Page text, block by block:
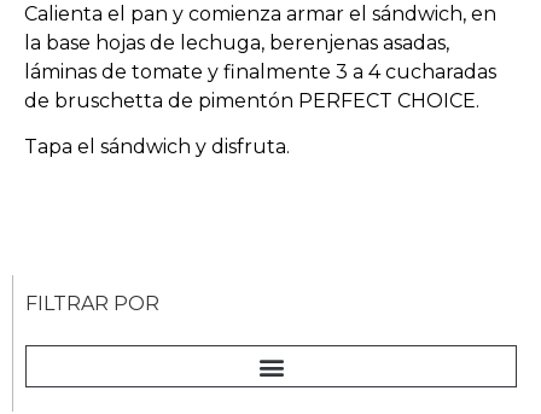
Calienta el pan y comienza armar el sándwich, en
la base hojas de lechuga, berenjenas asadas,
láminas de tomate y finalmente 3 a 4 cucharadas
de bruschetta de pimentón PERFECT CHOICE.
Tapa el sándwich y disfruta.
FILTRAR POR